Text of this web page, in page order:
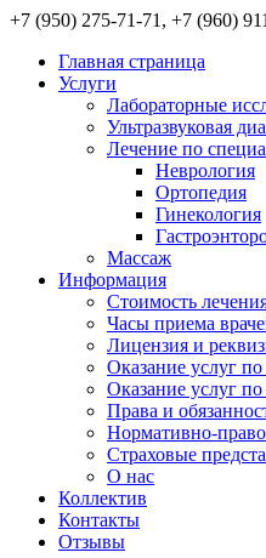
+7 (950) 275-71-71, +7 (960)
Главная страница
Услуги
Лабораторные
Ультразвуковая
Лечение по
Неврология
Ортопедия
Гинекология
Массаж
Информация
Стоимость
Часы приема
Лицензия и
Оказание услуг
Оказание услуг
Права и
Нормативно-
Страховые
О нас
Коллектив
Контакты
Отзывы